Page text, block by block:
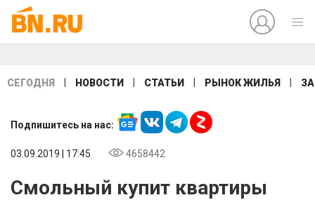
СЕГОДНЯ НОВОСТИ СТАТЬИ РЫНОК ЖИЛЬЯ
Подпишитесь на нас:
03.09.2019 | 17:45 4658442
Смольный купит квартиры